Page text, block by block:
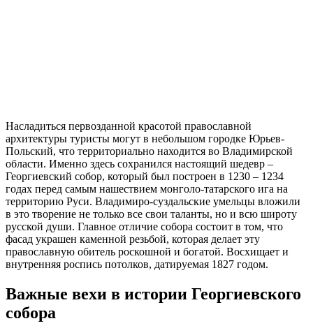
Насладиться первозданной красотой православной
архитектуры туристы могут в небольшом городке Юрьев-
Польский, что территориально находится во Владимирской
области. Именно здесь сохранился настоящий шедевр –
Георгиевский собор, который был построен в 1230 – 1234
годах перед самым нашествием монголо-татарского ига на
территорию Руси. Владимиро-суздальские умельцы вложили
в это творение не только все свои таланты, но и всю широту
русской души. Главное отличие собора состоит в том, что
фасад украшен каменной резьбой, которая делает эту
православную обитель роскошной и богатой. Восхищает и
внутренняя роспись потолков, датируемая 1827 годом.
Важные вехи в истории Георгиевского
собора